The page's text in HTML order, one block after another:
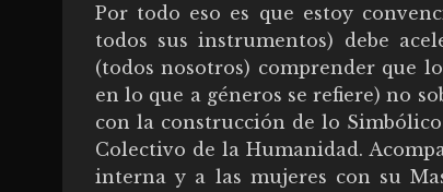
Por todo eso es que estoy
todos sus instrumentos) debe
(todos nosotros) comprender que
en lo que a géneros se refiere) no
con la construcción de lo
Colectivo de la Humanidad.
interna y a las mujeres con su